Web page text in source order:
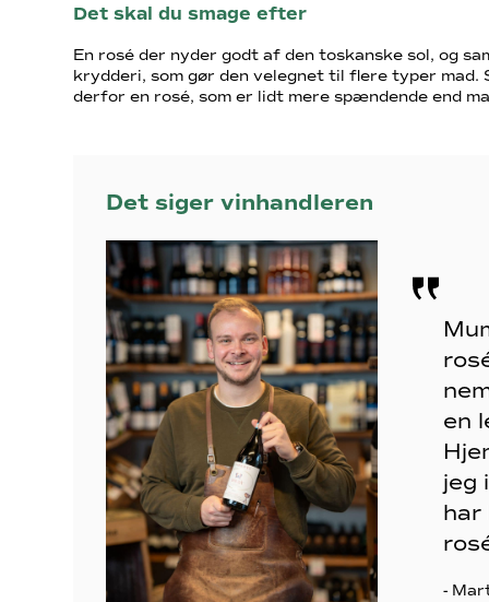
Det skal du smage efter
En rosé der nyder godt af den toskanske sol, og
krydderi, som gør den velegnet til flere typer mad.
derfor en rosé, som er lidt mere spændende end
Det siger vinhandleren
en
jeg
har
-